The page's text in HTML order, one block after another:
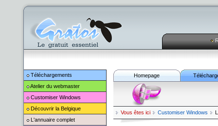
Téléchargements
Atelier du webmaster
Customiser Windows
Découvrir la Belgique
L'annuaire complet
Homepage
Vous êtes ici Customiser Windows